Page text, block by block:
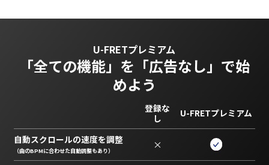
U-FRETプレミアム
「全ての機能」を 「広告なし」で始
めよう
登録な
し
U-FRETプレミアム
自動スクロールの速度を調整
（曲のBPMに合わせた自動調整もあり） ×